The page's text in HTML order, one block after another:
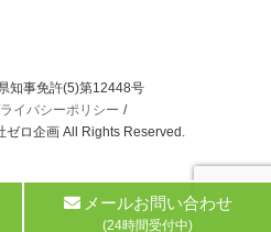
メールお問い合わせ
(24時間受付中)
知事免許(5)第12448号
イバシーポリシー
ロ企画 All Rights Reserved.